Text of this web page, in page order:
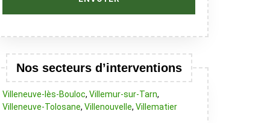
Nos secteurs d’interventions
Villeneuve-lès-Bouloc, Villemur-sur-Tarn,
Villeneuve-Tolosane, Villenouvelle, Villematier